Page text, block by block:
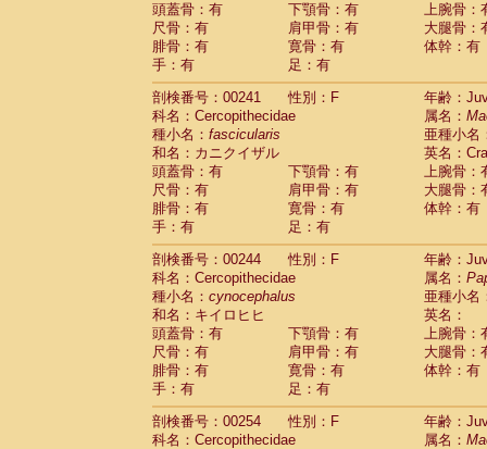
頭蓋骨：有
下顎骨：有
上腕骨：
尺骨：有
肩甲骨：有
大腿骨：
腓骨：有
寛骨：有
体幹：有
手：有
足：有
剖検番号：00241
性別：F
年齢：
科名：Cercopithecidae
属名：
種小名： fascicularis
亜種小名
和名：カニクイザル
英名：
頭蓋骨：有
下顎骨：有
上腕骨：
尺骨：有
肩甲骨：有
大腿骨：
腓骨：有
寛骨：有
体幹：有
手：有
足：有
剖検番号：00244
性別：F
年齢：
科名：Cercopithecidae
属名：
種小名： cynocephalus
亜種小名
和名：キイロヒヒ
英名：
頭蓋骨：有
下顎骨：有
上腕骨：
尺骨：有
肩甲骨：有
大腿骨：
腓骨：有
寛骨：有
体幹：有
手：有
足：有
剖検番号：00254
性別：F
年齢：
科名：Cercopithecidae
属名：